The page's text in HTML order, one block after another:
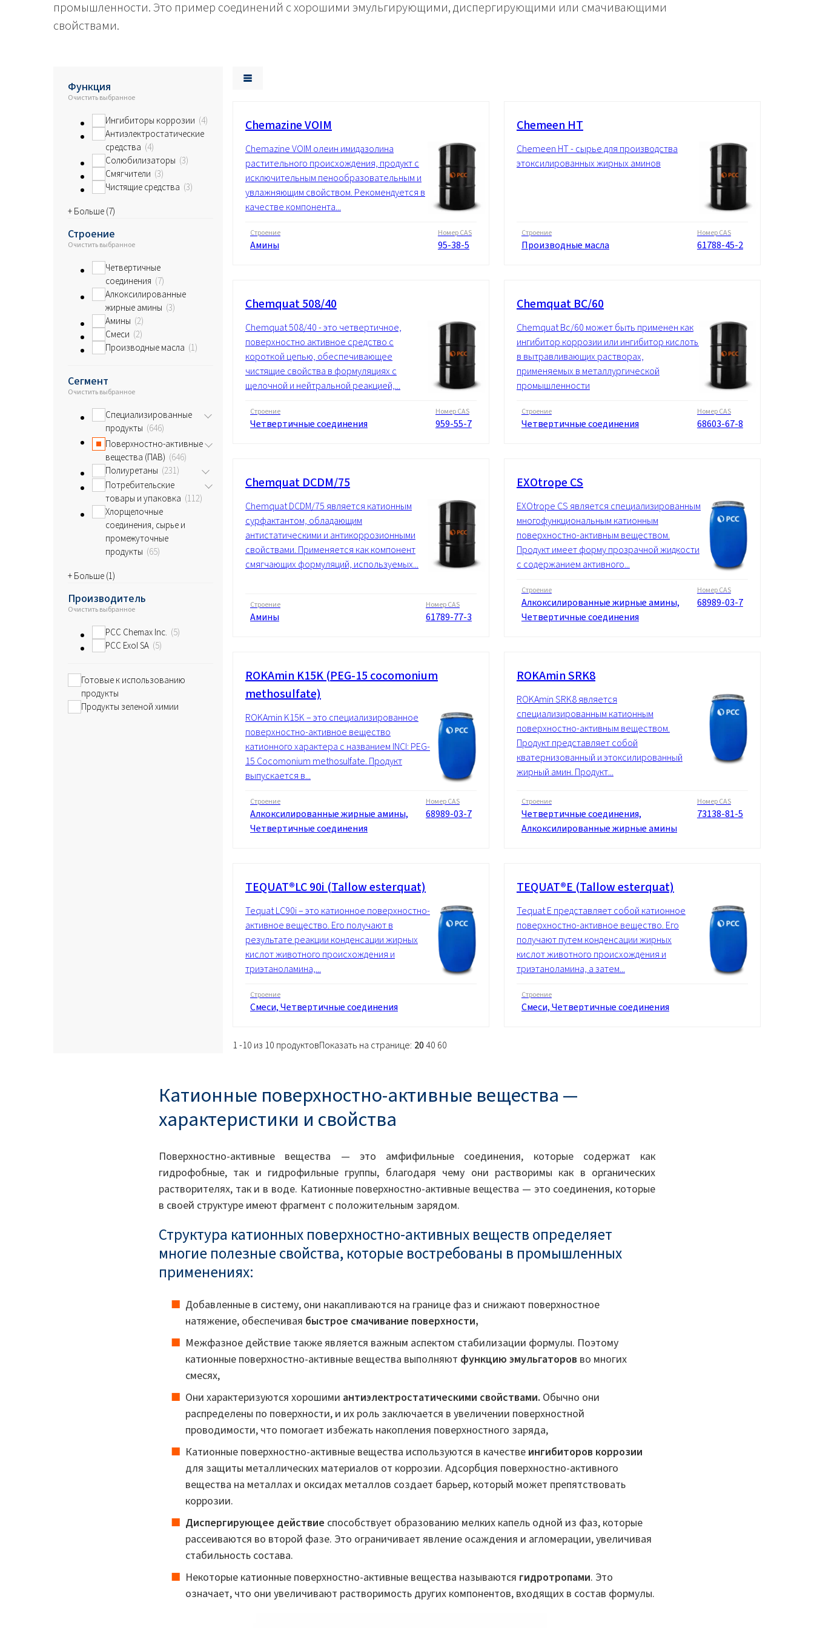
Энергетика и ресурсы
промышленности. Это пример соединений с хорошими эмульгирующими, диспергирующими или смачивающими
свойствами.
Функция
Очистить выбранное
Ингибиторы коррозии 4
Антиэлектростатические
средства 4
Солюбилизаторы 3
Смягчители 3
Чистящие средства 3
+ Больше (7)
Строение
Очистить выбранное
Четвертичные
соединения 7
Алкоксилированные
жирные амины 3
Амины 2
Смеси 2
Производные масла 1
Сегмент
Очистить выбранное
Специализированные
продукты 646
Поверхностно-активные
вещества (ПАВ) 646
Полиуретаны 231
Потребительские
товары и упаковка 112
Хлорщелочные
соединения, сырье и
промежуточные
продукты 65
+ Больше (1)
Производитель
Очистить выбранное
PCC Chemax Inc. 5
PCC Exol SA 5
Готовые к использованию
продукты
Продукты зеленой химии
Chemazine VOIM
Chemazine VOIM олеин имидазолина
растительного происхождения, продукт с
исключительным пенообразовательным и
увлажняющим свойством. Рекомендуется в
качестве компонента...
Строение
Амины
Номер CAS
95-38-5
Chemeen HT
Chemeen HT - сырье для производства
этоксилированных жирных аминов
Строение
Производные масла
Номер CAS
61788-45-2
Chemquat 508/40
Chemquat 508/40 - это четвертичное,
поверхностно активное средство с
короткой цепью, обеспечивающее
чистящие свойства в формуляциях с
щелочной и нейтральной реакцией,...
Строение
Четвертичные соединения
Номер CAS
959-55-7
Chemquat BC/60
Chemquat Bc/60 может быть применен как
ингибитор коррозии или ингибитор кислоты
в вытравливающих растворах,
применяемых в металлургической
промышленности
Строение
Четвертичные соединения
Номер CAS
68603-67-8
Chemquat DCDM/75
Chemquat DCDM/75 является катионным
сурфактантом, обладающим
антистатическими и антикоррозионными
свойствами. Применяется как компонент
смягчающих формуляций, используемых...
Строение
Амины
Номер CAS
61789-77-3
EXOtrope CS
EXOtrope CS является специализированным
многофункциональным катионным
поверхностно-активным веществом.
Продукт имеет форму прозрачной жидкости
с содержанием активного...
Строение
Алкоксилированные жирные амины,
Четвертичные соединения
Номер CAS
68989-03-7
ROKAmin K15K (PEG-15 cocomonium
methosulfate)
ROKAmin K15K – это специализированное
поверхностно-активное вещество
катионного характера с названием INCI: PEG-
15 Cocomonium methosulfate. Продукт
выпускается в...
Строение
Алкоксилированные жирные амины,
Четвертичные соединения
Номер CAS
68989-03-7
ROKAmin SRK8
ROKAmin SRK8 является
специализированным катионным
поверхностно-активным веществом.
Продукт представляет собой
кватернизованный и этоксилированный
жирный амин. Продукт...
Строение
Четвертичные соединения,
Алкоксилированные жирные амины
Номер CAS
73138-81-5
TEQUAT®LC 90i (Tallow esterquat)
Tequat LC90i – это катионное поверхностно-
активное вещество. Его получают в
результате реакции конденсации жирных
кислот животного происхождения и
триэтаноламина,...
Строение
Смеси, Четвертичные соединения
TEQUAT®E (Tallow esterquat)
Tequat E представляет собой катионное
поверхностно-активное вещество. Его
получают путем конденсации жирных
кислот животного происхождения и
триэтаноламина, а затем...
Строение
Смеси, Четвертичные соединения
1 -10 из 10 продуктовПоказать на странице: 2040 60
Катионные поверхностно-активные вещества —
характеристики и свойства
Поверхностно-активные вещества — это амфифильные соединения, которые содержат как
гидрофобные, так и гидрофильные группы, благодаря чему они растворимы как в органических
растворителях, так и в воде. Катионные поверхностно-активные вещества — это соединения, которые
в своей структуре имеют фрагмент с положительным зарядом.
Структура катионных поверхностно-активных веществ определяет
многие полезные свойства, которые востребованы в промышленных
применениях:
Добавленные в систему, они накапливаются на границе фаз и снижают поверхностное
натяжение, обеспечивая быстрое смачивание поверхности,
Межфазное действие также является важным аспектом стабилизации формулы. Поэтому
катионные поверхностно-активные вещества выполняют функцию эмульгаторов во многих
смесях,
Они характеризуются хорошими антиэлектростатическими свойствами. Обычно они
распределены по поверхности, и их роль заключается в увеличении поверхностной
проводимости, что помогает избежать накопления поверхностного заряда,
Катионные поверхностно-активные вещества используются в качестве ингибиторов коррозии
для защиты металлических материалов от коррозии. Адсорбция поверхностно-активного
вещества на металлах и оксидах металлов создает барьер, который может препятствовать
коррозии.
Диспергирующее действие способствует образованию мелких капель одной из фаз, которые
рассеиваются во второй фазе. Это ограничивает явление осаждения и агломерации, увеличивая
стабильность состава.
Некоторые катионные поверхностно-активные вещества называются гидротропами. Это
означает, что они увеличивают растворимость других компонентов, входящих в состав формулы.